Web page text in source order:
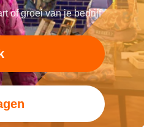
of groei van je bedrijf